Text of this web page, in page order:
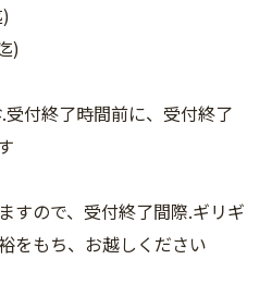
)
付終了時間前に、受付終了
すので、受付終了間際.ギリギ
をもち、お越しください